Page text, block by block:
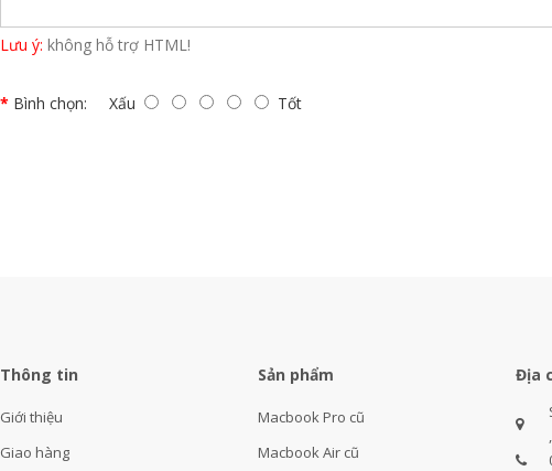
Lưu ý: không hỗ trợ HTML!
Bình chọn: Xấu Tốt
Thông tin
Giới thiệu
Giao hàng
Sản phẩm
Macbook Pro cũ
Macbook Air cũ
Địa